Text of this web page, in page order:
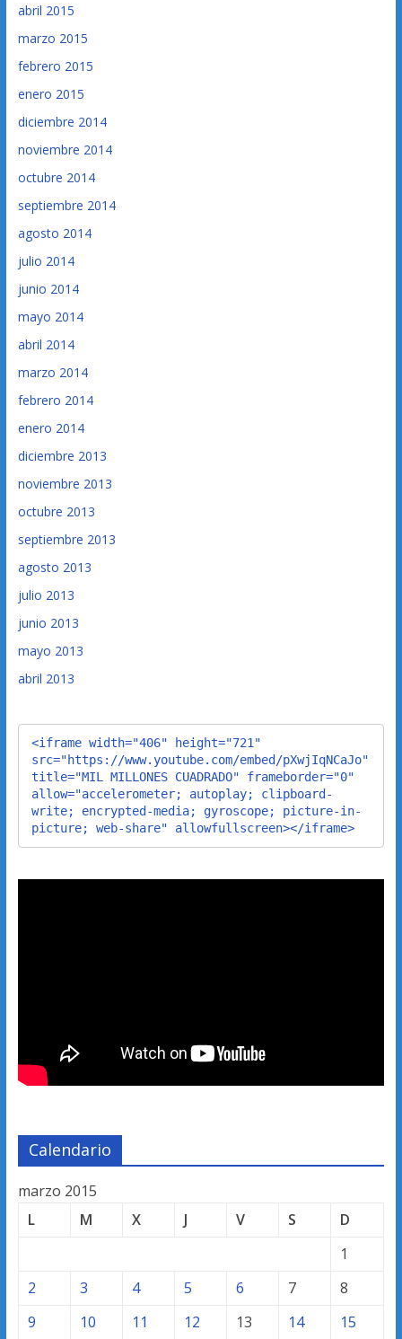
abril 2015
marzo 2015
febrero 2015
enero 2015
diciembre 2014
noviembre 2014
octubre 2014
septiembre 2014
agosto 2014
julio 2014
junio 2014
mayo 2014
abril 2014
marzo 2014
febrero 2014
enero 2014
diciembre 2013
noviembre 2013
octubre 2013
septiembre 2013
agosto 2013
julio 2013
junio 2013
mayo 2013
abril 2013
<iframe width="406" height="721"
src="https://www.youtube.com/embed/pXwjIqNCaJo"
title="MIL MILLONES CUADRADO" frameborder="0"
allow="accelerometer; autoplay; clipboard-
write; encrypted-media; gyroscope; picture-in-
picture; web-share" allowfullscreen></iframe>
Calendario
marzo 2015
L
M X J V S
D
1
2
3 4 5 6 7
8
9
10 11 12 13 14 15